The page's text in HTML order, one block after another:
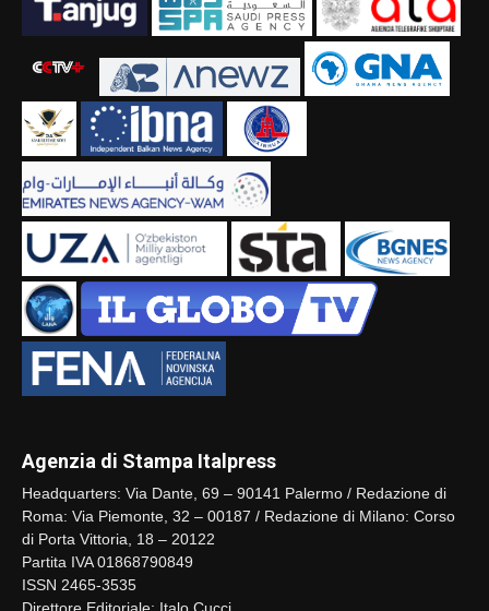
Agenzia di Stampa Italpress
Headquarters: Via Dante, 69 – 90141 Palermo / Redazione di
Roma: Via Piemonte, 32 – 00187 / Redazione di Milano: Corso
di Porta Vittoria, 18 – 20122
Partita IVA 01868790849
ISSN 2465-3535